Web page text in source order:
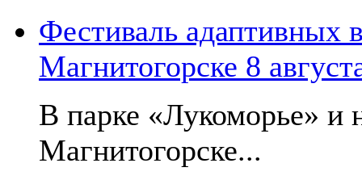
Фестиваль адаптивных
Магнитогорске 8
В парке «Лукоморье» и
Магнитогорске...